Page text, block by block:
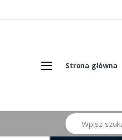
Strona główna
Szukaj